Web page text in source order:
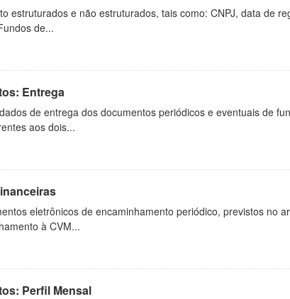
estruturados e não estruturados, tais como: CNPJ, data de
de...
Entrega
de entrega dos documentos periódicos e eventuais de
aos dois...
eletrônicos de encaminhamento periódico, previstos no
à CVM...
Perfil Mensal